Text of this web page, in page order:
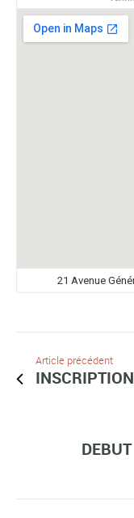
21 Avenue
Article précédent